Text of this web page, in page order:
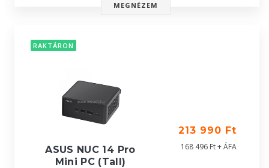
MEGNÉZEM
RAKTÁRON
ASUS NUC 14 Pro
Mini PC (Tall)
213 990 Ft
168 496 Ft + ÁFA